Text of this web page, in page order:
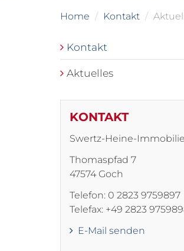
Home Kontakt
Kontakt
Aktuelles
KONTAKT
Swertz-Heine-
Thomaspfad 7
47574 Goch
Telefon: 0 2823 9759897
Telefax: +49 2823
E-Mail senden